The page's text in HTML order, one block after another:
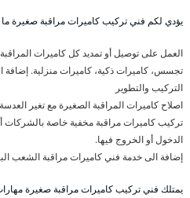
يؤدي لكم فني تركيب كاميرات مراقبة صغيرة ما
العمل على توصيل أو تمديد كل كاميرات
تجسس، كاميرات ذكية، كاميرات منزلية. إضافة
التركيب والتطوير
اصلاح كاميرات المراقبة الصغيرة مع تغير
تركيب كاميرات مراقبة مخفية خاصة بالشركات
الدخول أو الخروج فيها.
إضافة الى خدمة فني كاميرات مراقبة الشعب
يمتلك فني تركيب كاميرات مراقبة صغيرة